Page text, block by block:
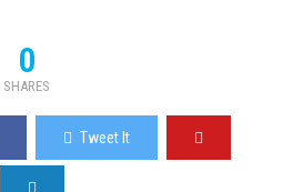
0
SHARES
Tweet It